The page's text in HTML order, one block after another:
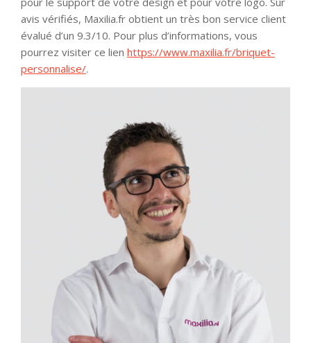
avis vérifiés, Maxilia.fr obtient un très bon service client
évalué d’un 9.3/10. Pour plus d’informations, vous
pourrez visiter ce lien https://www.maxilia.fr/briquet-
personnalise/.